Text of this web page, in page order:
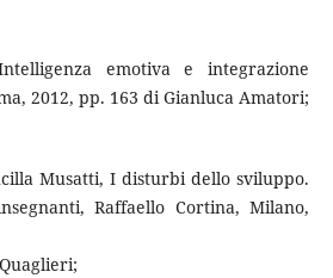
emotiva e integrazione
2012, pp. 163 di Gianluca Amatori;
Musatti, I disturbi dello sviluppo.
Raffaello Cortina, Milano,